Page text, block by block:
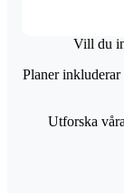
Vill du
Planer inkluderar
Utforska våra